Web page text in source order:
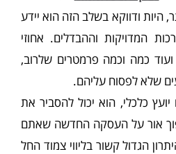
היות ודווקא בשלב הזה הוא יידע
המדויקות וההבדלים. אחוזי
ועוד כמה וכמה פרמטרים שלרוב,
שלא לפסוח עליהם.
יועץ כלכלי, הוא יכול להסביר את
אור על העסקה החדשה שאתם
הגדול קשור בליווי צמוד החל